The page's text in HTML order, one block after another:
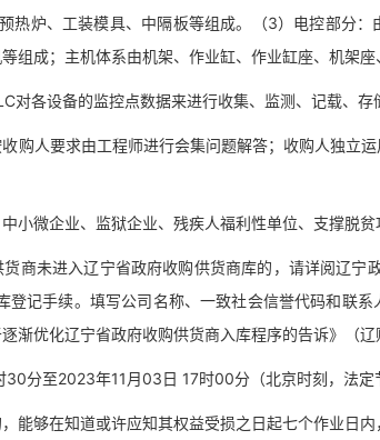
热炉、工装模具、中隔板等组成。（3）电控部分
组成；主机体系由机架、作业缸、作业缸座、机架座
各设备的监控点数据来进行收集、监测、记载、存
人要求由工程师进行会集问题解答；收购人独立
微企业、监狱企业、残疾人福利性单位、支撑脱贫
未进入辽宁省政府收购供货商库的，请详阅辽宁
登记手续。填写公司名称、一致社会信誉代码和联
渐优化辽宁省政府收购供货商入库程序的告诉》（辽
至2023年11月03日 17时00分（北京时刻，法定
够在知道或许应知其权益受损之日起七个作业日内